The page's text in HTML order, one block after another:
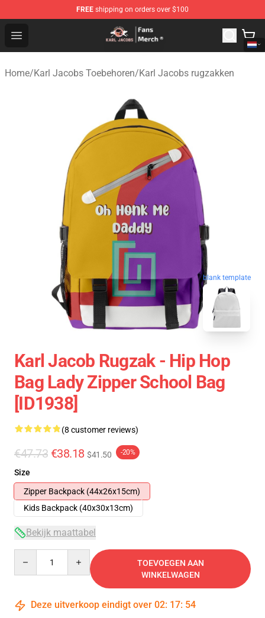
FREE shipping on orders over $100
Open menu
Karl Jacobs Store - Official Karl Jacobs Merchandise
Home/Karl Jacobs Toebehoren/Karl Jacobs rugzakken
blank template
Karl Jacob Rugzak - Hip Hop
Bag Lady Zipper School Bag
[ID1938]
(8 customer reviews)
€47.73 €38.18 $41.50 -20%
Size
Zipper Backpack (44x26x15cm)
Kids Backpack (40x30x13cm)
Bekijk maattabel
TOEVOEGEN AAN
WINKELWAGEN
Deze uitverkoop eindigt over 02: 17: 54